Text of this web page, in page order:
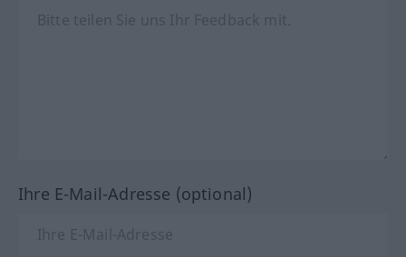
Ihre E-Mail-Adresse (optional)